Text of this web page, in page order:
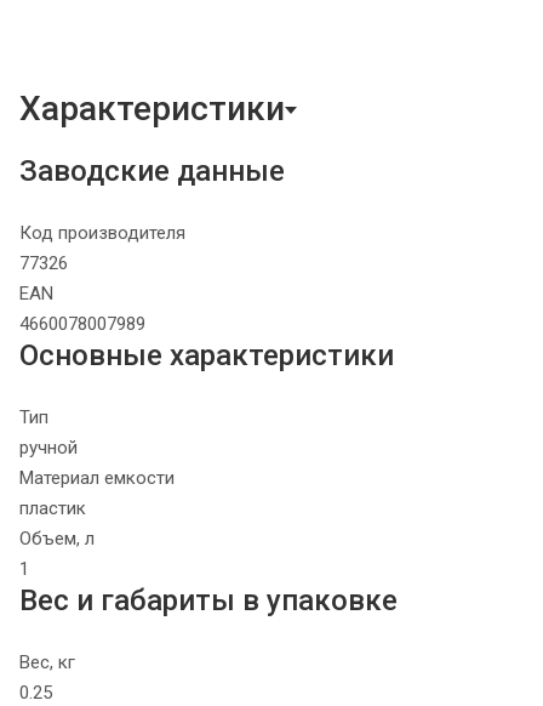
Характеристики
Заводские данные
Код производителя
77326
EAN
4660078007989
Основные характеристики
Тип
ручной
Материал емкости
пластик
Объем, л
1
Вес и габариты в упаковке
Вес, кг
0.25